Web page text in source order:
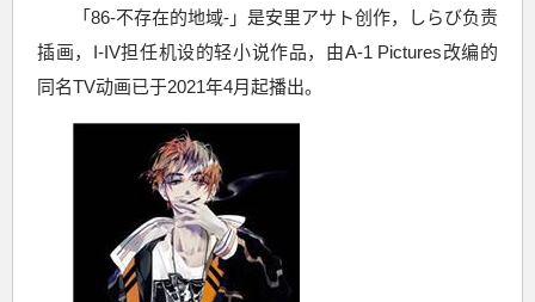
「86-不存在的地域-」是安里アサト创作，しらび负责
插画，I-IV担任机设的轻小说作品，由A-1 Pictures改编的
同名TV动画已于2021年4月起播出。